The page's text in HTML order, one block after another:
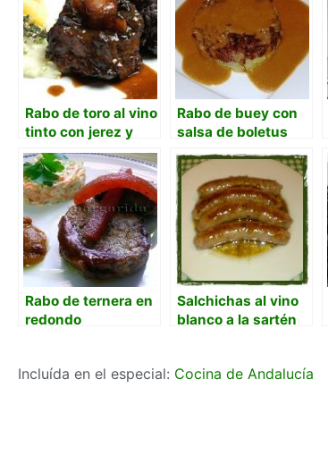
Rabo de toro al vino
tinto con jerez y
brandy
Rabo de buey con
salsa de boletus
Rabo de ternera en
redondo
Salchichas al vino
blanco a la sartén
Incluída en el especial: Cocina de Andalucía